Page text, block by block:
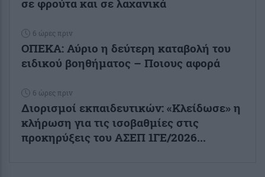
σε φρούτα και σε λαχανικά
6 ώρες πριν
ΟΠΕΚΑ: Αύριο η δεύτερη καταβολή του
ειδικού βοηθήματος – Ποιους αφορά
6 ώρες πριν
Διορισμοί εκπαιδευτικών: «Κλείδωσε» η
κλήρωση για τις ισοβαθμίες στις
προκηρύξεις του ΑΣΕΠ 1ΓΕ/2026...